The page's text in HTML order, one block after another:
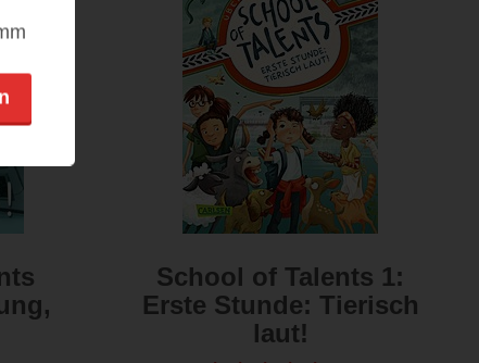
School of Talents 1:
Erste Stunde: Tierisch
laut!